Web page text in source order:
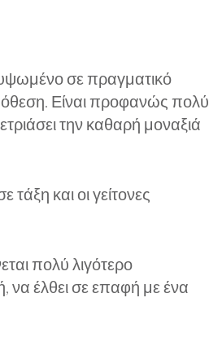
σε πραγματικό
Είναι προφανώς πολύ
την καθαρή μοναξιά
και οι γείτονες
πολύ λιγότερο
να έλθει σε επαφή με ένα